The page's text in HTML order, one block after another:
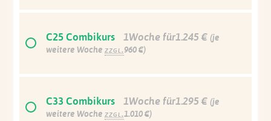
C25 Combikurs 1Woche für1.245 € (je
weitere Woche zzgl.960 €)
C33 Combikurs 1Woche für1.295 € (je
weitere Woche zzgl.1.010 €)